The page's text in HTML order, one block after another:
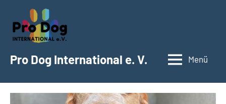
Inhalt
springen
Pro Dog International e. V. Menü